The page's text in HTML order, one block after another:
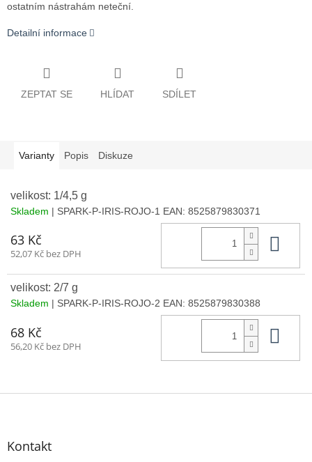
ostatním nástrahám neteční.
Detailní informace
ZEPTAT SE HLÍDAT SDÍLET
Varianty Popis Diskuze
velikost: 1/4,5 g
Skladem | SPARK-P-IRIS-ROJO-1 EAN: 8525879830371
63 Kč
52,07 Kč bez DPH
velikost: 2/7 g
Skladem | SPARK-P-IRIS-ROJO-2 EAN: 8525879830388
68 Kč
56,20 Kč bez DPH
Z
Kontakt